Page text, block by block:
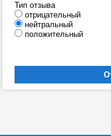
Тип отзыва
отрицательный
нейтральный
положительный